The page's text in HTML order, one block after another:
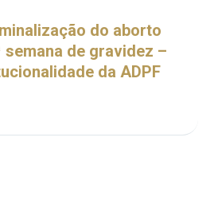
do aborto
semana de gravidez –
da ADPF